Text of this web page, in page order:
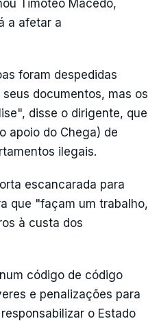
Timóteo Macedo,
a afetar a
foram despedidas
documentos, mas os
disse o dirigente, que
apoio do Chega) de
ilegais.
escancarada para
que "façam um trabalho,
à custa dos
código de código
e penalizações para
o Estado